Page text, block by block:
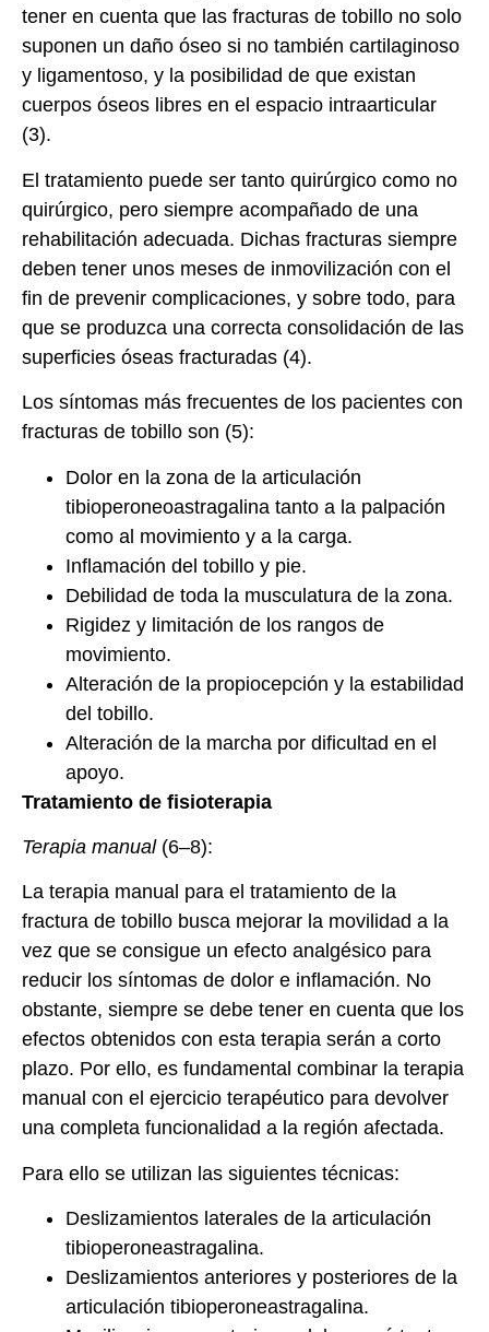
tener en cuenta que las fracturas de tobillo no solo
suponen un daño óseo si no también cartilaginoso
y ligamentoso, y la posibilidad de que existan
cuerpos óseos libres en el espacio intraarticular
(3).
El tratamiento puede ser tanto quirúrgico como no
quirúrgico, pero siempre acompañado de una
rehabilitación adecuada. Dichas fracturas siempre
deben tener unos meses de inmovilización con el
fin de prevenir complicaciones, y sobre todo, para
que se produzca una correcta consolidación de las
superficies óseas fracturadas (4).
Los síntomas más frecuentes de los pacientes con
fracturas de tobillo son (5):
Dolor en la zona de la articulación
tibioperoneoastragalina tanto a la palpación
como al movimiento y a la carga.
Inflamación del tobillo y pie.
Debilidad de toda la musculatura de la zona.
Rigidez y limitación de los rangos de
movimiento.
Alteración de la propiocepción y la estabilidad
del tobillo.
Alteración de la marcha por dificultad en el
apoyo.
Tratamiento de fisioterapia
Terapia manual(6–8):
La terapia manual para el tratamiento de la
fractura de tobillo busca mejorar la movilidad a la
vez que se consigue un efecto analgésico para
reducir los síntomas de dolor e inflamación. No
obstante, siempre se debe tener en cuenta que los
efectos obtenidos con esta terapia serán a corto
plazo. Por ello, es fundamental combinar la terapia
manual con el ejercicio terapéutico para devolver
una completa funcionalidad a la región afectada.
Para ello se utilizan las siguientes técnicas:
Deslizamientos laterales de la articulación
tibioperoneastragalina.
Deslizamientos anteriores y posteriores de la
articulación tibioperoneastragalina.